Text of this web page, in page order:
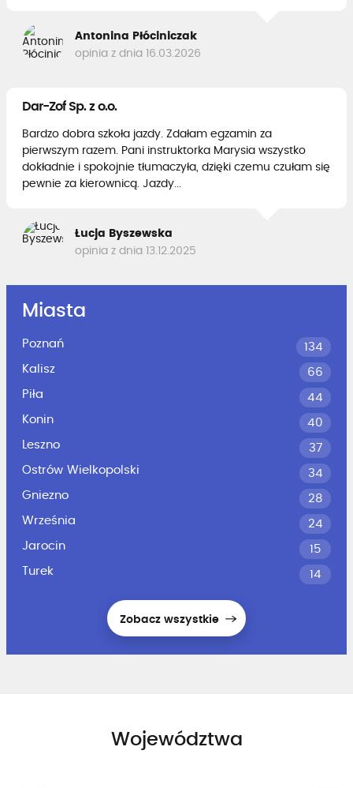
Antonina Płóciniczak
opinia z dnia 16.03.2026
Dar-Zof Sp. z o.o.
Bardzo dobra szkoła jazdy. Zdałam egzamin za
pierwszym razem. Pani instruktorka Marysia wszystko
dokładnie i spokojnie tłumaczyła, dzięki czemu czułam się
pewnie za kierownicą. Jazdy...
Łucja Byszewska
opinia z dnia 13.12.2025
Miasta
Poznań
134
Kalisz
66
Piła
44
Konin
40
Leszno
37
Ostrów Wielkopolski
34
Gniezno
28
Września
24
Jarocin
15
Turek
14
Zobacz wszystkie
Województwa